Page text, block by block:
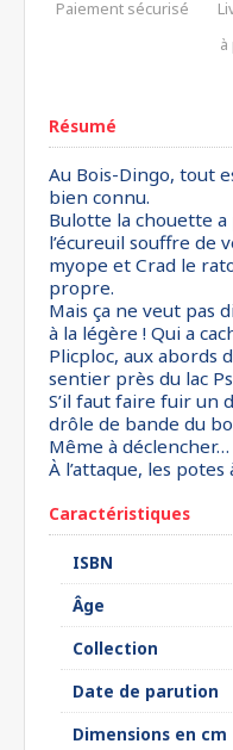
Paiement sécurisé
à
Résumé
Au Bois-Dingo, tout
bien connu.
Bulotte la chouette
l’écureuil souffre de
myope et Crad le
propre.
Mais ça ne veut pas
à la légère ! Qui a
Plicploc, aux abords
sentier près du lac
S’il faut faire fuir un
drôle de bande du
Même à déclencher…
À l’attaque, les potes
Caractéristiques
ISBN
Âge
Collection
Date de parution
Dimensions en cm